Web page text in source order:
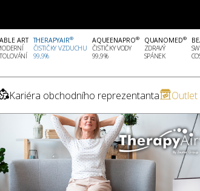
ART THERAPYAIR®
ČISTIČKY VZDUCHU
99,9%
AQUEENAPRO®
ČISTIČKY VODY
99,9%
QUANOMED®
ZDRAVÝ
SPÁNEK
Kariéra obchodního reprezentanta Outlet